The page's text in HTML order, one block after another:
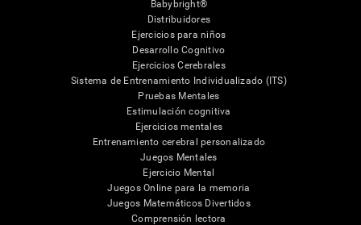
Babybright®
Distribuidores
Ejercicios para niños
Desarrollo Cognitivo
Ejercicios Cerebrales
Sistema de Entrenamiento Individualizado (ITS)
Pruebas Mentales
Estimulación cognitiva
Ejercicios mentales
Entrenamiento cerebral personalizado
Juegos Mentales
Ejercicio Mental
Juegos Online para la memoria
Juegos Matemáticos Divertidos
Comprensión lectora